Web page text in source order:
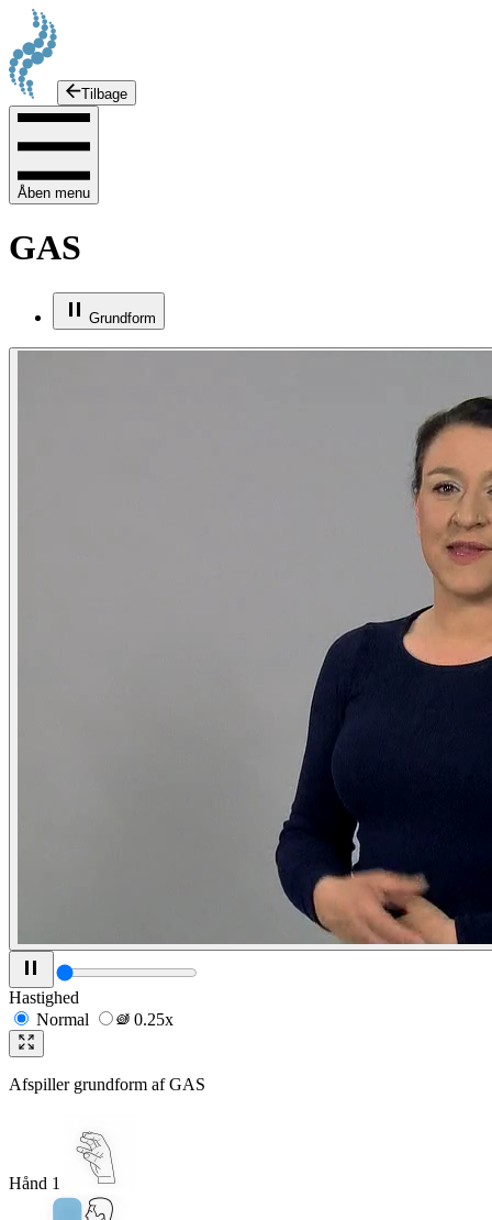
Tilbage
Åben menu
GAS
Grundform
Hastighed
Normal
0.25x
Afspiller grundform afGAS
Hånd 1